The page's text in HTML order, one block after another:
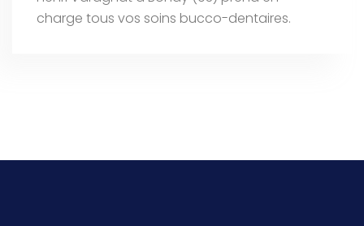
charge tous vos soins bucco-dentaires.